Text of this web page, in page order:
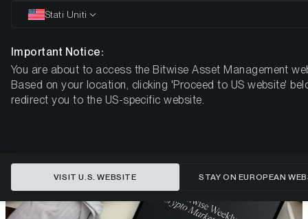
resilienza, Bitcoin si riprende, il
BITWISE CRYPTO MARKET COMPASS – SETTIMANA 49,
2025
Stati Uniti
Important Notice:
You are about to access the Bitwise Asset Management
Based on your location, clicking 'Proceed to US website'
redirect you to the US-specific website.
VISIT U.S. WEBSITE STAY ON EUROPEAN